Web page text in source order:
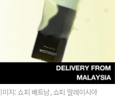
지: 쇼피 베트남, 쇼피 말레이시아